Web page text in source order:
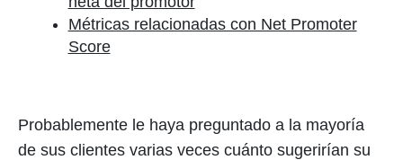
Métricas relacionadas con Net Promoter
Score
Probablemente le haya preguntado a la mayoría
de sus clientes varias veces cuánto sugerirían su